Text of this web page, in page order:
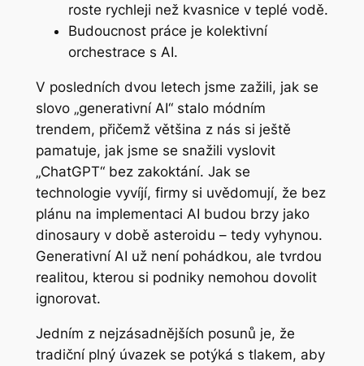
roste rychleji než kvasnice v teplé vodě.
Budoucnost práce je kolektivní
orchestrace s AI.
V posledních dvou letech jsme zažili, jak se
slovo „generativní AI“ stalo módním
trendem, přičemž většina z nás si ještě
pamatuje, jak jsme se snažili vyslovit
„ChatGPT“ bez zakoktání. Jak se
technologie vyvíjí, firmy si uvědomují, že bez
plánu na implementaci AI budou brzy jako
dinosaury v době asteroidu – tedy vyhynou.
Generativní AI už není pohádkou, ale tvrdou
realitou, kterou si podniky nemohou dovolit
ignorovat.
Jedním z nejzásadnějších posunů je, že
tradiční plný úvazek se potýká s tlakem, aby